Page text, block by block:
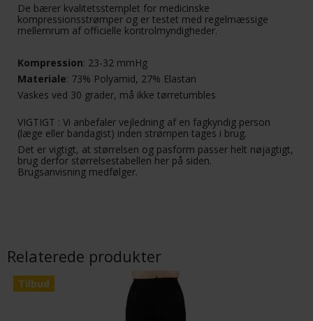
De bærer kvalitetsstemplet for medicinske
kompressionsstrømper og er testet med regelmæssige
mellemrum af officielle kontrolmyndigheder.
Kompression: 23-32 mmHg
Materiale: 73% Polyamid, 27% Elastan
Vaskes ved 30 grader, må ikke tørretumbles
VIGTIGT : Vi anbefaler vejledning af en fagkyndig person
(læge eller bandagist) inden strømpen tages i brug.
Det er vigtigt, at størrelsen og pasform passer helt nøjagtigt,
brug derfor størrelsestabellen her på siden.
Brugsanvisning medfølger.
Relaterede produkter
Tilbud